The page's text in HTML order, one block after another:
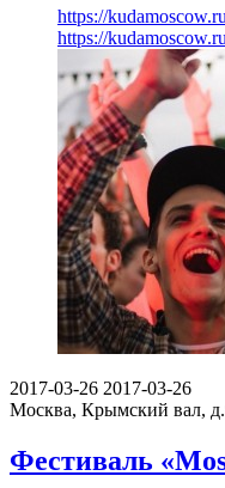
https://
https://
2017-03-26 2017-03-26
Москва, Крымский вал,
Фестиваль